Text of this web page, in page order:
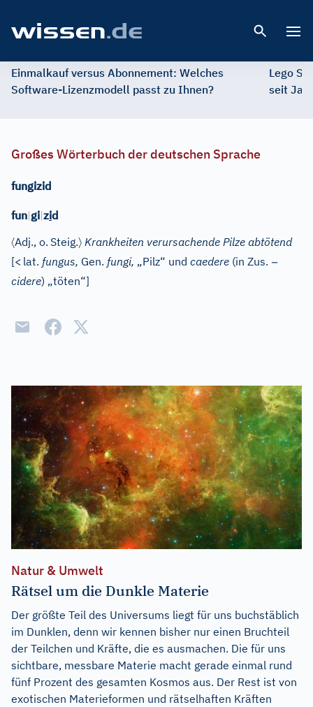
Einmalkauf versus Abonnement: Welches
Software-Lizenzmodell passt zu Ihnen?
Lego
seit
Großes Wörterbuch der deutschen Sprache
fungizid
fun|gi|zid
〈Adj., o. Steig.〉 Krankheiten verursachende Pilze abtötend
[< lat. fungus, Gen. fungi, „Pilz“ und caedere (in Zus. –
cidere) „töten“]
Natur & Umwelt
Rätsel um die Dunkle Materie
Der größte Teil des Universums liegt für uns buchstäblich
im Dunklen, denn wir kennen bisher nur einen Bruchteil
der Teilchen und Kräfte, die es ausmachen. Die für uns
sichtbare, messbare Materie macht gerade einmal rund
fünf Prozent des gesamten Kosmos aus. Der Rest ist von
exotischen Materieformen und rätselhaften Kräften